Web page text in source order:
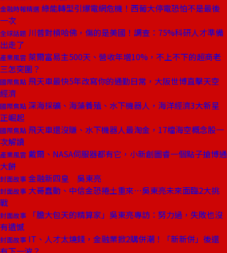
金融時報精選 綠能轉型引爆電網危機！西葡大停電恐怕不是最後
一次
全球話題 川普對槓哈佛，傷的是美國！調查：75%科研人才準備
出走了
產業風雲 萊爾富易主500天、營收年增10%，不上不下的超商老
三怎突圍？
國際焦點 飛天車最快5年改寫你的通勤日常，大阪世博直擊天空
經濟
國際焦點 深海採礦、海藻養殖、水下機器人，海洋經濟3大新星
正崛起
國際焦點 飛天車還沒賺、水下機器人最淘金，17檔海空概念股一
次解讀
產業風雲 戴爾、NASA伺服器都有它，小新創圖睿一個點子搶博通
大餅
封面故事 金融新四皇 吳東亮
封面故事 大哥蠢動、中信金恐捲土重來⋯吳東亮未來面臨2大挑
戰
封面故事
「膽大包天的精算家」吳東亮專訪：努力過，失敗也沒
有遺憾
封面故事 IT、人才太燒錢，金融業掀2購併潮！「新新併」後還